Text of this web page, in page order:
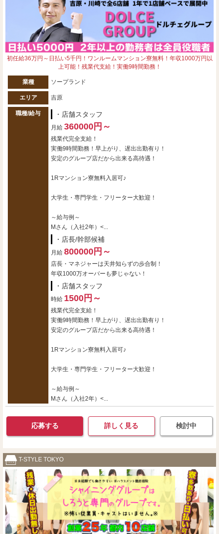
初任給36万円～日払い5千円！ワンルームマンション寮無料！年収1000万円以
上可能！残業代支給！実働9時間勤務！
業種 ソープランド
エリア 吉原
職種/給与 ・店舗スタッフ
月給 360000円～
残業代完全支給！
実働9時間勤務！早上がり、遅出出勤有り！
安定のグループ店だから出来る高待遇！
1Rマンション寮無料入居可♪
大学生・専門学生・フリーター大歓迎！
～給与例～
Mさん（入社2年）<...
・店長/幹部候補
月給 800000円～
店長・マネジャーは天井知らずの歩合制！
年収1000万オーバーも夢じゃない！
・店舗スタッフ
時給 1500円～
残業代完全支給！
実働9時間勤務！早上がり、遅出出勤有り！
安定のグループ店だから出来る高待遇！
1Rマンション寮無料入居可♪
大学生・専門学生・フリーター大歓迎！
～給与例～
Mさん（入社2年）<...
応募する 詳しく見る 検討中
T-STYLE TOKYO